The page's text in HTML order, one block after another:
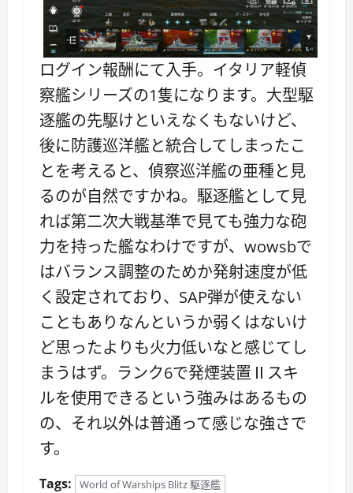
ログイン報酬にて入手。イタリア軽偵
察艦シリーズの1隻になります。大型駆
逐艦の先駆けといえなくもないけど、
後に防護巡洋艦と統合してしまったこ
とを考えると、偵察巡洋艦の亜種と見
るのが自然ですかね。駆逐艦として見
れば第二次大戦基準で見ても強力な砲
力を持った艦なわけですが、wowsbで
はバランス調整のためか発射速度が低
く設定されており、SAP弾が使えない
こともありなんというか弱くはないけ
ど思ったよりも火力低いなと感じてし
まうはず。ランク6で発煙装置Ⅱスキ
ルを使用できるという強みはあるもの
の、それ以外は普通って感じな強さで
す。
Tags: World of Warships Blitz 駆逐艦